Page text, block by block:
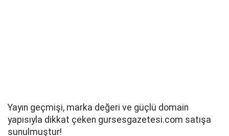
Yayın geçmişi, marka değeri ve güçlü domain
yapısıyla dikkat çeken gursesgazetesi.com satışa
sunulmuştur!